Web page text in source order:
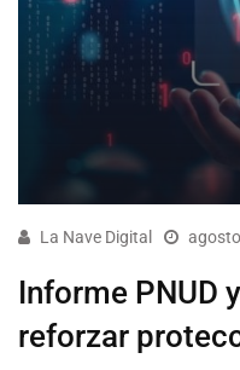
La Nave Digital
Informe PNUD
reforzar